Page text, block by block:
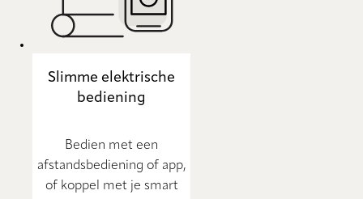
Slimme elektrische
bediening
Bedien met een
afstandsbediening of app,
of koppel met je smart